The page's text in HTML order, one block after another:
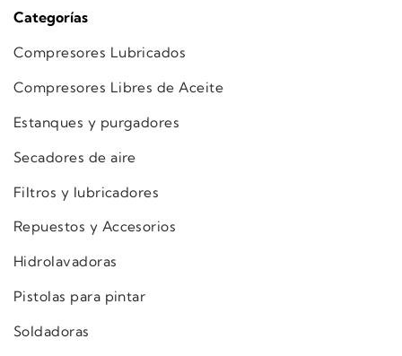
Categorías
Compresores Lubricados
Compresores Libres de Aceite
Estanques y purgadores
Secadores de aire
Filtros y lubricadores
Repuestos y Accesorios
Hidrolavadoras
Pistolas para pintar
Soldadoras